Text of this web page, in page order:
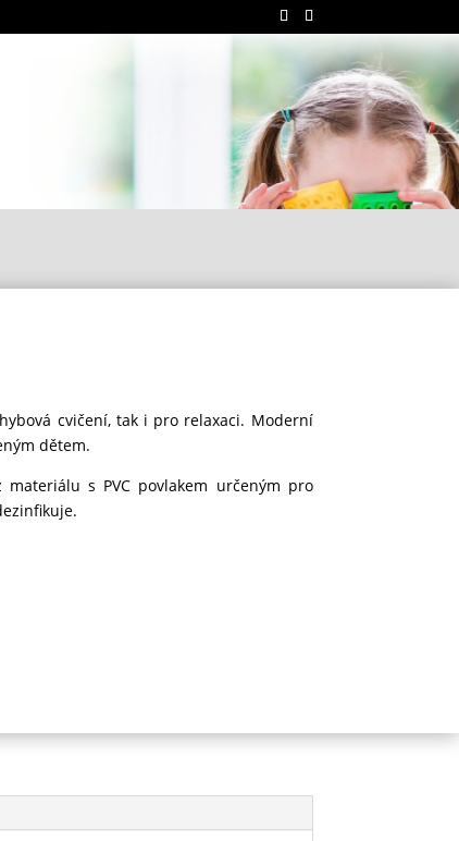
cvičení, tak i pro relaxaci. Moderní
dětem.
s PVC povlakem určeným pro